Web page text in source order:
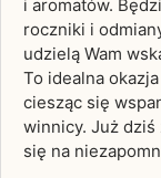
i aromatów.
roczniki i
udzielą Wam
To idealna
ciesząc się
winnicy. Już
się na